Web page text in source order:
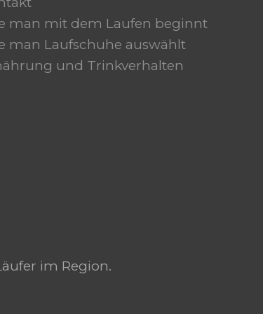
man mit dem Laufen beginnt
man Laufschuhe auswählt
und Trinkverhalten
im Region.